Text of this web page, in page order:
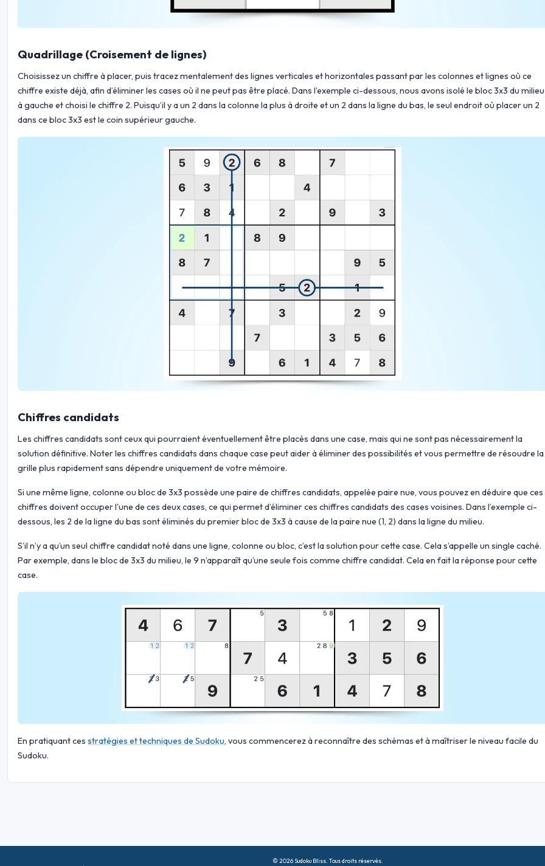
Quadrillage (Croisement de lignes)
Choisissez un chiffre à placer, puis tracez mentalement des lignes verticales et horizontales passant par les colonnes et lignes où ce
chiffre existe déjà, afin d’éliminer les cases où il ne peut pas être placé. Dans l’exemple ci-dessous, nous avons isolé le bloc 3x3 du milieu
à gauche et choisi le chiffre 2. Puisqu’il y a un 2 dans la colonne la plus à droite et un 2 dans la ligne du bas, le seul endroit où placer un 2
dans ce bloc 3x3 est le coin supérieur gauche.
Chiffres candidats
Les chiffres candidats sont ceux qui pourraient éventuellement être placés dans une case, mais qui ne sont pas nécessairement la
solution définitive. Noter les chiffres candidats dans chaque case peut aider à éliminer des possibilités et vous permettre de résoudre la
grille plus rapidement sans dépendre uniquement de votre mémoire.
Si une même ligne, colonne ou bloc de 3x3 possède une paire de chiffres candidats, appelée paire nue, vous pouvez en déduire que ces
chiffres doivent occuper l'une de ces deux cases, ce qui permet d’éliminer ces chiffres candidats des cases voisines. Dans l’exemple ci-
dessous, les 2 de la ligne du bas sont éliminés du premier bloc de 3x3 à cause de la paire nue (1, 2) dans la ligne du milieu.
S’il n’y a qu’un seul chiffre candidat noté dans une ligne, colonne ou bloc, c’est la solution pour cette case. Cela s’appelle un single caché.
Par exemple, dans le bloc de 3x3 du milieu, le 9 n’apparaît qu’une seule fois comme chiffre candidat. Cela en fait la réponse pour cette
case.
En pratiquant ces stratégies et techniques de Sudoku, vous commencerez à reconnaître des schémas et à maîtriser le niveau facile du
Sudoku.
© 2026 Sudoku Bliss. Tous droits réservés.